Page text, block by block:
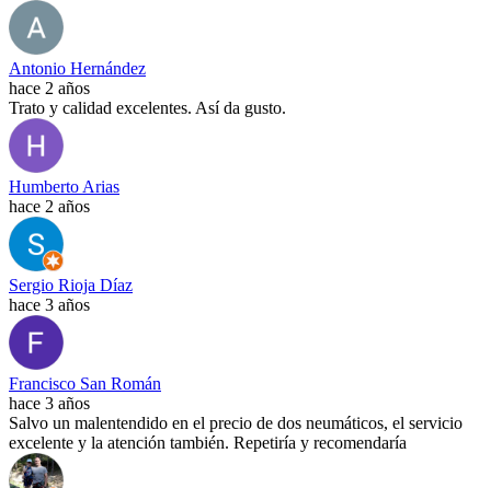
Antonio Hernández
hace 2 años
Trato y calidad excelentes. Así da gusto.
Humberto Arias
hace 2 años
Sergio Rioja Díaz
hace 3 años
Francisco San Román
hace 3 años
Salvo un malentendido en el precio de dos neumáticos, el servicio
excelente y la atención también. Repetiría y recomendaría